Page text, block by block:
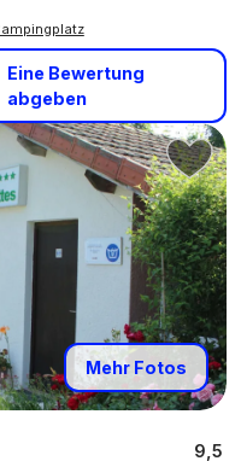
Eine Bewertung
abgeben
Mehr Fotos
9,5